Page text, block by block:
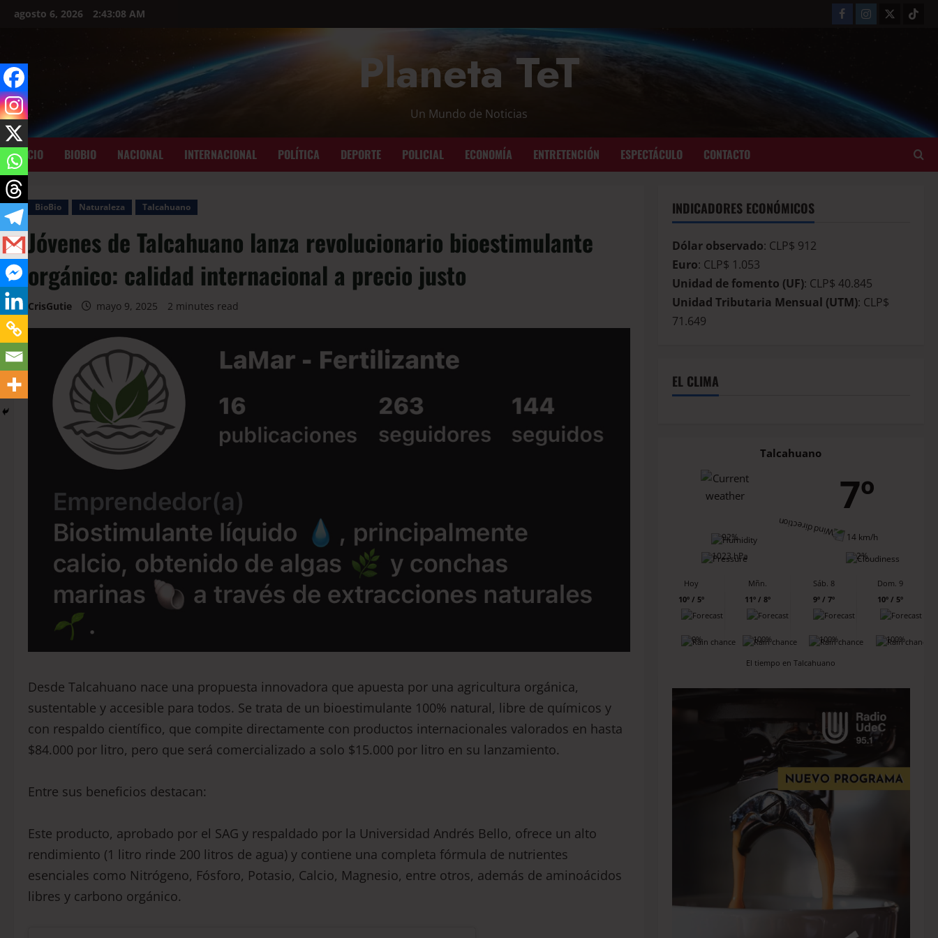
agosto 6, 2026 2:43:09 AM
Planeta TeT
Un Mundo de Noticias
INICIO BIOBIO NACIONAL INTERNACIONAL POLÍTICA DEPORTE POLICIAL ECONOMÍA ENTRETENCIÓN ESPECTÁCULO CONTACTO
BioBio Naturaleza Talcahuano
Jóvenes de Talcahuano lanza revolucionario bioestimulante
orgánico: calidad internacional a precio justo
CrisGutie mayo 9, 2025 2 minutes read
Desde Talcahuano nace una propuesta innovadora que apuesta por una agricultura orgánica,
sustentable y accesible para todos. Se trata de un bioestimulante 100% natural, libre de químicos y
con respaldo científico, que compite directamente con productos internacionales valorados en hasta
$84.000 por litro, pero que será comercializado a solo $15.000 por litro en su lanzamiento.
Entre sus beneficios destacan:
Este producto, aprobado por el SAG y respaldado por la Universidad Andrés Bello, ofrece un alto
rendimiento (1 litro rinde 200 litros de agua) y contiene una completa fórmula de nutrientes
esenciales como Nitrógeno, Fósforo, Potasio, Calcio, Magnesio, entre otros, además de aminoácidos
libres y carbono orgánico.
INDICADORES ECONÓMICOS
Dólar observado: CLP$ 912
Euro: CLP$ 1.053
Unidad de fomento (UF): CLP$ 40.845
Unidad Tributaria Mensual (UTM): CLP$
71.649
EL CLIMA
Talcahuano
7º
92%
14 km/h
1023 hPa
2%
Hoy
10º / 5º
0%
Mñn.
11º / 8º
100%
Sáb. 8
9º / 7º
100%
Dom. 9
10º / 5º
100%
El tiempo en Talcahuano